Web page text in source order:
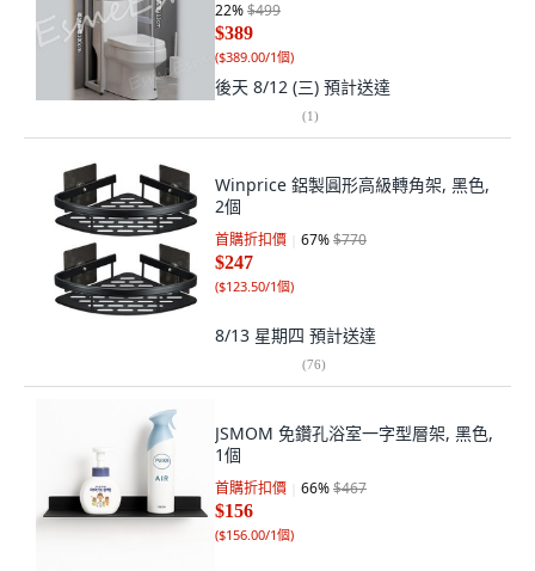
22%$499
$389
($389.00/1個)
後天 8/12 (三) 預計送達
(1)
Winprice 鋁製圓形高級轉角架, 黑色,
2個
首購折扣價 67%$770
$247
($123.50/1個)
8/13 星期四 預計送達
(76)
JSMOM 免鑽孔浴室一字型層架, 黑色,
1個
首購折扣價 66%$467
$156
($156.00/1個)